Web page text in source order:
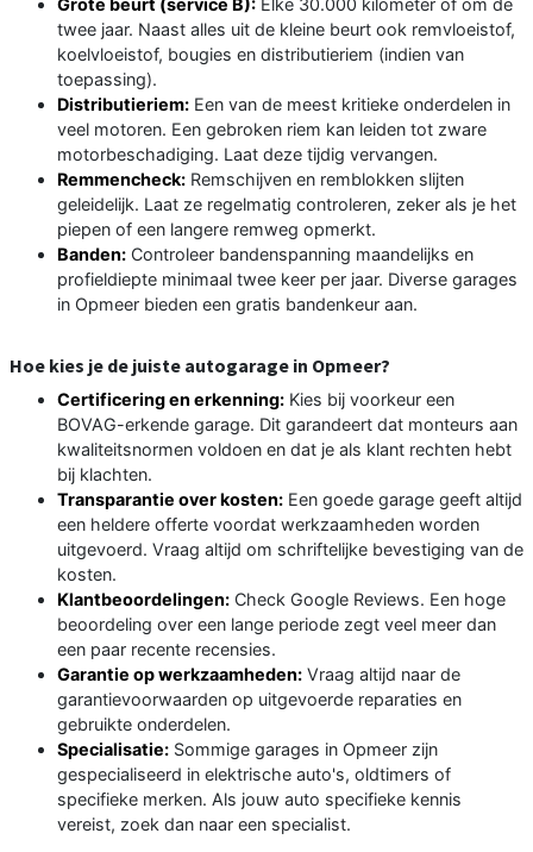
twee jaar. Naast alles uit de kleine beurt ook remvloeistof,
koelvloeistof, bougies en distributieriem (indien van
toepassing).
Distributieriem: Een van de meest kritieke onderdelen in
veel motoren. Een gebroken riem kan leiden tot zware
motorbeschadiging. Laat deze tijdig vervangen.
Remmencheck: Remschijven en remblokken slijten
geleidelijk. Laat ze regelmatig controleren, zeker als je het
piepen of een langere remweg opmerkt.
Banden: Controleer bandenspanning maandelijks en
profieldiepte minimaal twee keer per jaar. Diverse garages
in Opmeer bieden een gratis bandenkeur aan.
Hoe kies je de juiste autogarage in Opmeer?
Certificering en erkenning: Kies bij voorkeur een
BOVAG-erkende garage. Dit garandeert dat monteurs aan
kwaliteitsnormen voldoen en dat je als klant rechten hebt
bij klachten.
Transparantie over kosten: Een goede garage geeft altijd
een heldere offerte voordat werkzaamheden worden
uitgevoerd. Vraag altijd om schriftelijke bevestiging van de
kosten.
Klantbeoordelingen: Check Google Reviews. Een hoge
beoordeling over een lange periode zegt veel meer dan
een paar recente recensies.
Garantie op werkzaamheden: Vraag altijd naar de
garantievoorwaarden op uitgevoerde reparaties en
gebruikte onderdelen.
Specialisatie: Sommige garages in Opmeer zijn
gespecialiseerd in elektrische auto's, oldtimers of
specifieke merken. Als jouw auto specifieke kennis
vereist, zoek dan naar een specialist.